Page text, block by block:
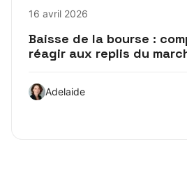
16 avril 2026
Baisse de la bourse :
réagir aux replis du
Adelaide